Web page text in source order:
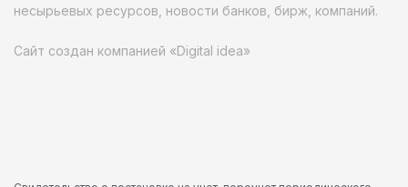
несырьевых ресурсов, новости банков, бирж, компаний.
Сайт создан компанией «Digital idea»